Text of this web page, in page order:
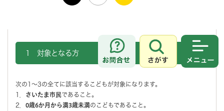
お問合せ
さがす
1 対象となる方
次の1～3の全てに該当するこどもが対象になります。
1． さいたま市民であること。
2． 0歳6か月から満3歳未満のこどもであること。